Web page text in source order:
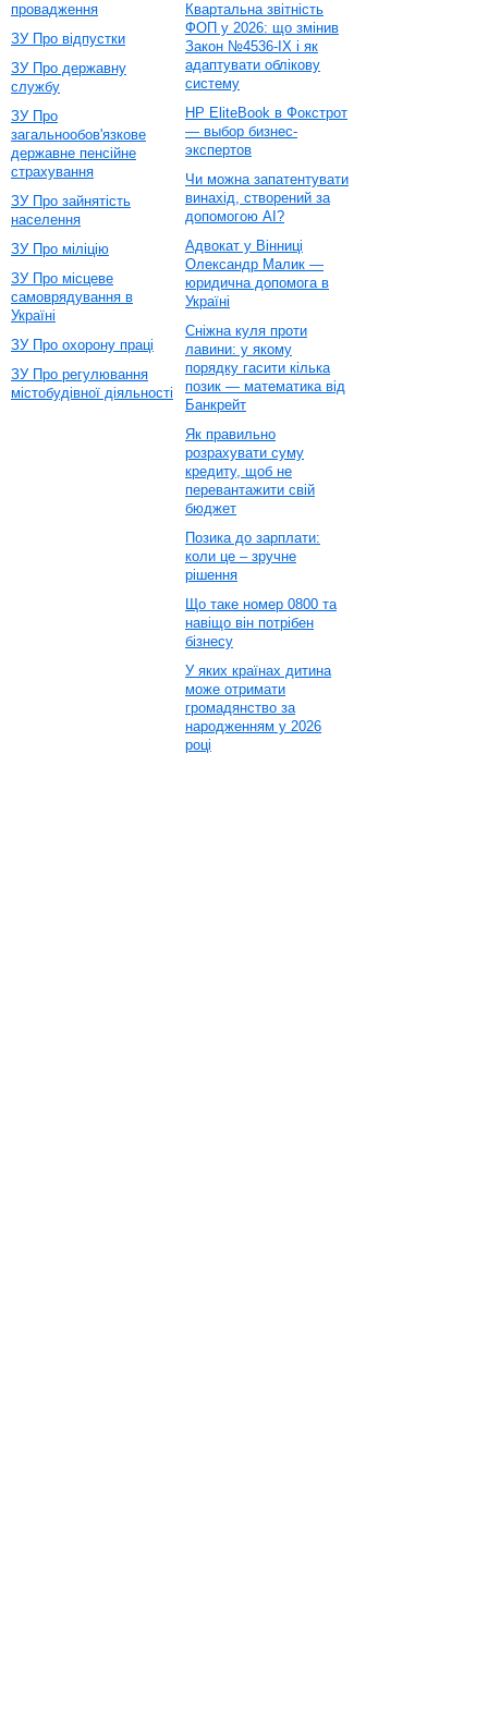
провадження
ЗУ Про відпустки
ЗУ Про державну
службу
ЗУ Про
загальнообов'язкове
державне пенсійне
страхування
ЗУ Про зайнятість
населення
ЗУ Про міліцію
ЗУ Про місцеве
самоврядування в
Україні
ЗУ Про охорону праці
ЗУ Про регулювання
містобудівної діяльності
Квартальна звітність
ФОП у 2026: що змінив
Закон №4536-IX і як
адаптувати облікову
систему
HP EliteBook в Фокстрот
— выбор бизнес-
экспертов
Чи можна запатентувати
винахід, створений за
допомогою AI?
Адвокат у Вінниці
Олександр Малик —
юридична допомога в
Україні
Сніжна куля проти
лавини: у якому
порядку гасити кілька
позик — математика від
Банкрейт
Як правильно
розрахувати суму
кредиту, щоб не
перевантажити свій
бюджет
Позика до зарплати:
коли це – зручне
рішення
Що таке номер 0800 та
навіщо він потрібен
бізнесу
У яких країнах дитина
може отримати
громадянство за
народженням у 2026
році